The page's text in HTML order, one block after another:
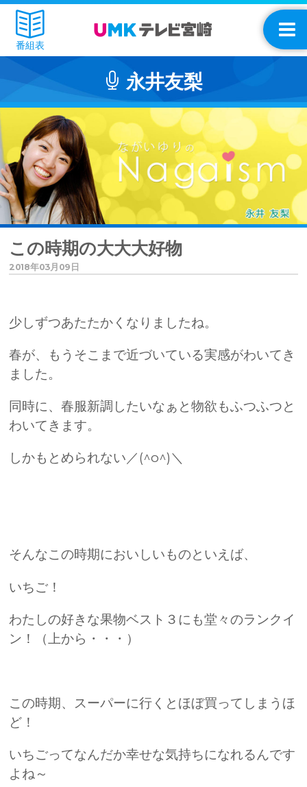
番組表
永井友梨
この時期の大大大好物
2018年03月09日
少しずつあたたかくなりましたね。
春が、もうそこまで近づいている実感がわいてき
ました。
同時に、春服新調したいなぁと物欲もふつふつと
わいてきます。
しかもとめられない／(^o^)＼
そんなこの時期においしいものといえば、
いちご！
わたしの好きな果物ベスト３にも堂々のランクイ
ン！（上から・・・）
この時期、スーパーに行くとほぼ買ってしまうほ
ど！
いちごってなんだか幸せな気持ちになれるんです
よね～